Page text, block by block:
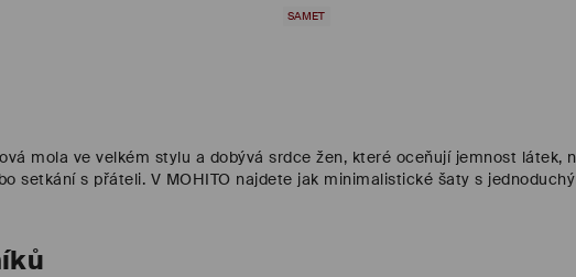
SAMET
mola ve velkém stylu a dobývá srdce žen, které oceňují jemnost látek,
setkání s přáteli. V MOHITO najdete jak minimalistické šaty s